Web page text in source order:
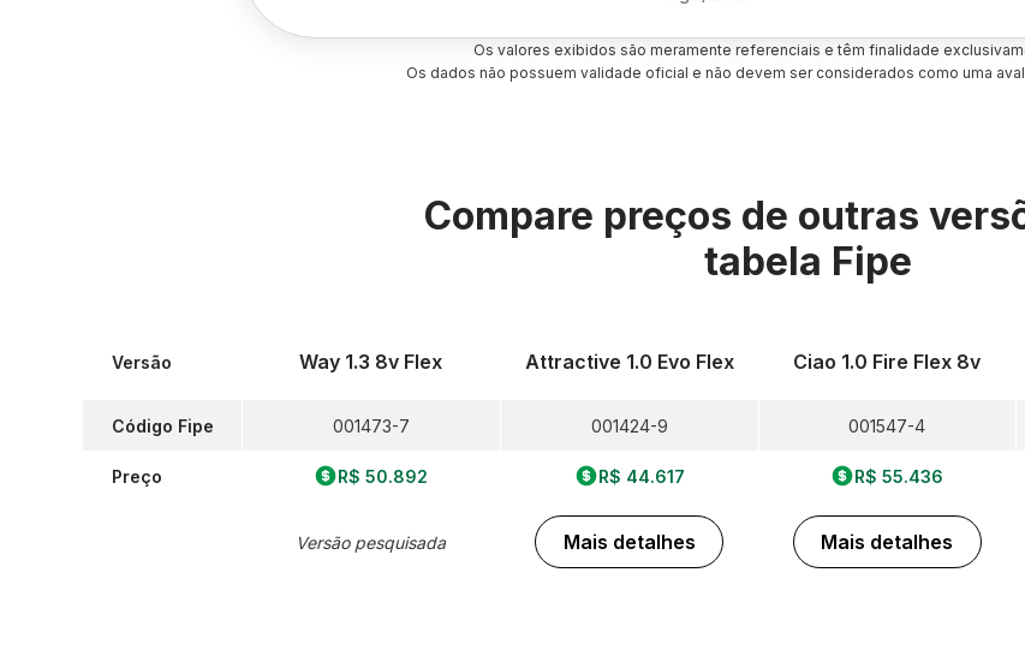
Os valores exibidos são meramente referenciais e têm finalidade
Os dados não possuem validade oficial e não devem ser considerados como uma
Compare preços de outras
tabela Fipe
Versão
Código Fipe
Preço
Way 1.3 8v Flex
001473-7
R$ 50.892
Versão pesquisada
Attractive 1.0 Evo Flex
001424-9
R$ 44.617
Mais detalhes
Ciao 1.0 Fire Flex 8v
001547-4
R$ 55.436
Mais detalhes